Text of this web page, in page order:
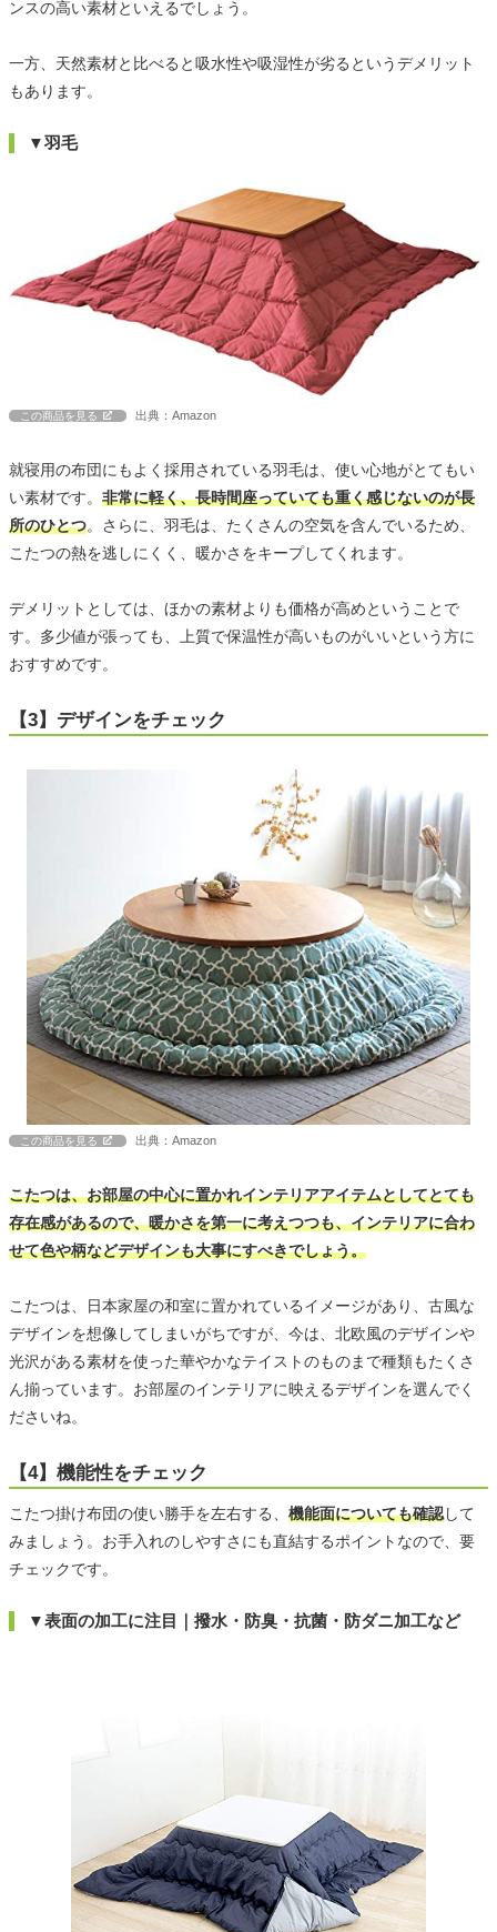
ンスの高い素材といえるでしょう。
一方、天然素材と比べると吸水性や吸湿性が劣るというデメリット
もあります。
▼羽毛
この商品を見る 出典：Amazon
就寝用の布団にもよく採用されている羽毛は、使い心地がとてもい
い素材です。 非常に軽く、長時間座っていても重く感じないのが長
所のひとつ。さらに、羽毛は、たくさんの空気を含んでいるため、
こたつの熱を逃しにくく、暖かさをキープしてくれます。
デメリットとしては、ほかの素材よりも価格が高めということで
す。多少値が張っても、上質で保温性が高いものがいいという方に
おすすめです。
【3】デザインをチェック
この商品を見る 出典：Amazon
こたつは、お部屋の中心に置かれインテリアアイテムとしてとても
存在感があるので、暖かさを第一に考えつつも、インテリアに合わ
せて色や柄などデザインも大事にすべきでしょう。
こたつは、日本家屋の和室に置かれているイメージがあり、古風な
デザインを想像してしまいがちですが、今は、北欧風のデザインや
光沢がある素材を使った華やかなテイストのものまで種類もたくさ
ん揃っています。お部屋のインテリアに映えるデザインを選んでく
ださいね。
【4】機能性をチェック
こたつ掛け布団の使い勝手を左右する、 機能面についても確認して
みましょう。お手入れのしやすさにも直結するポイントなので、要
チェックです。
▼表面の加工に注目｜撥水・防臭・抗菌・防ダニ加工など